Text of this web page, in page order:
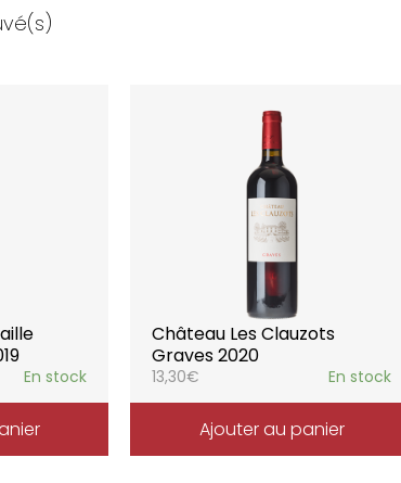
En stock
Château Les Clauzots
Graves 2020
13,30€ En stock
Ajouter au panier